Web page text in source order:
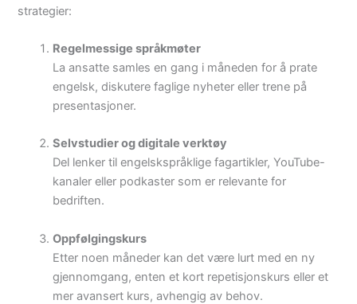
strategier:
Regelmessige språkmøter
La ansatte samles en gang i måneden for å prate
engelsk, diskutere faglige nyheter eller trene på
presentasjoner.
Selvstudier og digitale verktøy
Del lenker til engelskspråklige fagartikler, YouTube-
kanaler eller podkaster som er relevante for
bedriften.
Oppfølgingskurs
Etter noen måneder kan det være lurt med en ny
gjennomgang, enten et kort repetisjonskurs eller et
mer avansert kurs, avhengig av behov.